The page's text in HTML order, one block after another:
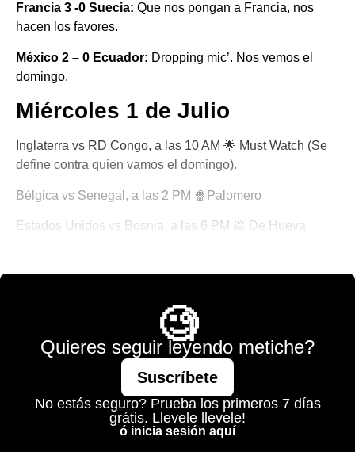
Francia 3 -0 Suecia: Que nos pongan a Francia, nos
hacen los favores.
México 2 – 0 Ecuador: Dropping mic’. Nos vemos el
domingo.
Miércoles 1 de Julio
Inglaterra vs RD Congo, a las 10 AM 🌟 Must Watch (Se
define contra quien vamos el domingo).
Bélgica vs Senegal, a las 2 PM 🍿Palomero
Estados Unidos vs Bosnia, a las 6 PM 💩 De Hueva
🧐
Quieres seguir leyendo metiche?
Suscríbete
No estás seguro? Prueba los primeros 7 días
grátis. Llevele llevele!
ó inicia sesión aquí